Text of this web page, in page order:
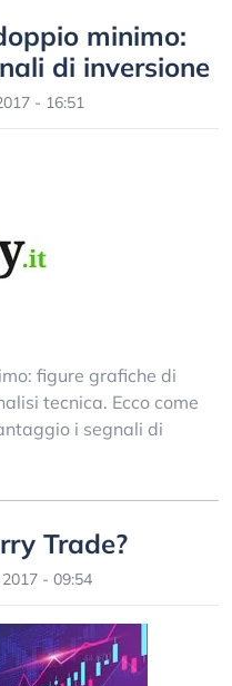
minimo:
di inversione
- 16:51
figure grafiche di
tecnica. Ecco come
i segnali di
Trade?
- 09:54